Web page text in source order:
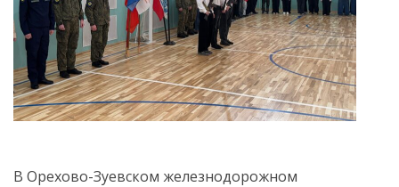
В Орехово-Зуевском железнодорожном